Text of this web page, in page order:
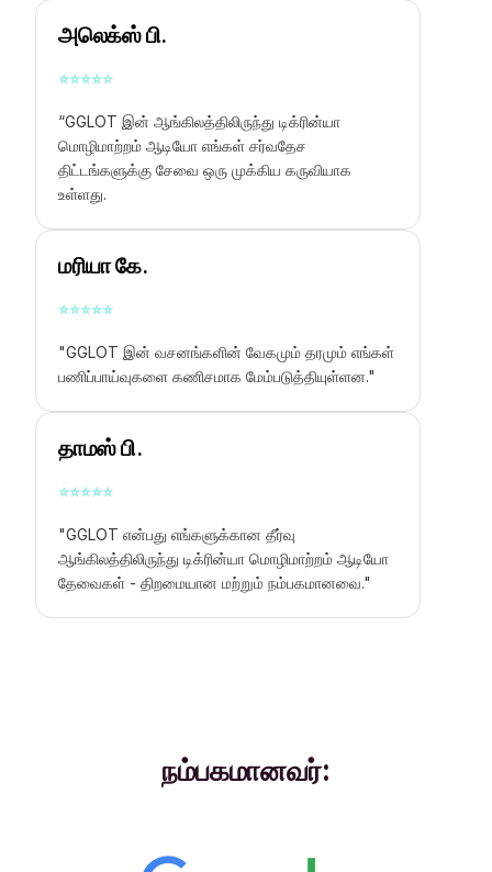
அலெக்ஸ் பி.
⭐⭐⭐⭐⭐
“GGLOT இன்ஆங்கிலத்திலிருந்து டிக்ரின்யா
மொழிமாற்றம் ஆடியோஎங்கள் சர்வதேச
திட்டங்களுக்கு சேவை ஒரு முக்கிய கருவியாக
உள்ளது.
மரியா கே.
⭐⭐⭐⭐⭐
"GGLOT இன் வசனங்களின் வேகமும் தரமும் எங்கள்
பணிப்பாய்வுகளை கணிசமாக மேம்படுத்தியுள்ளன."
தாமஸ் பி.
⭐⭐⭐⭐⭐
"GGLOT என்பது எங்களுக்கான தீர்வு
ஆங்கிலத்திலிருந்து டிக்ரின்யா மொழிமாற்றம் ஆடியோ
தேவைகள் - திறமையான மற்றும் நம்பகமானவை."
நம்பகமானவர்: